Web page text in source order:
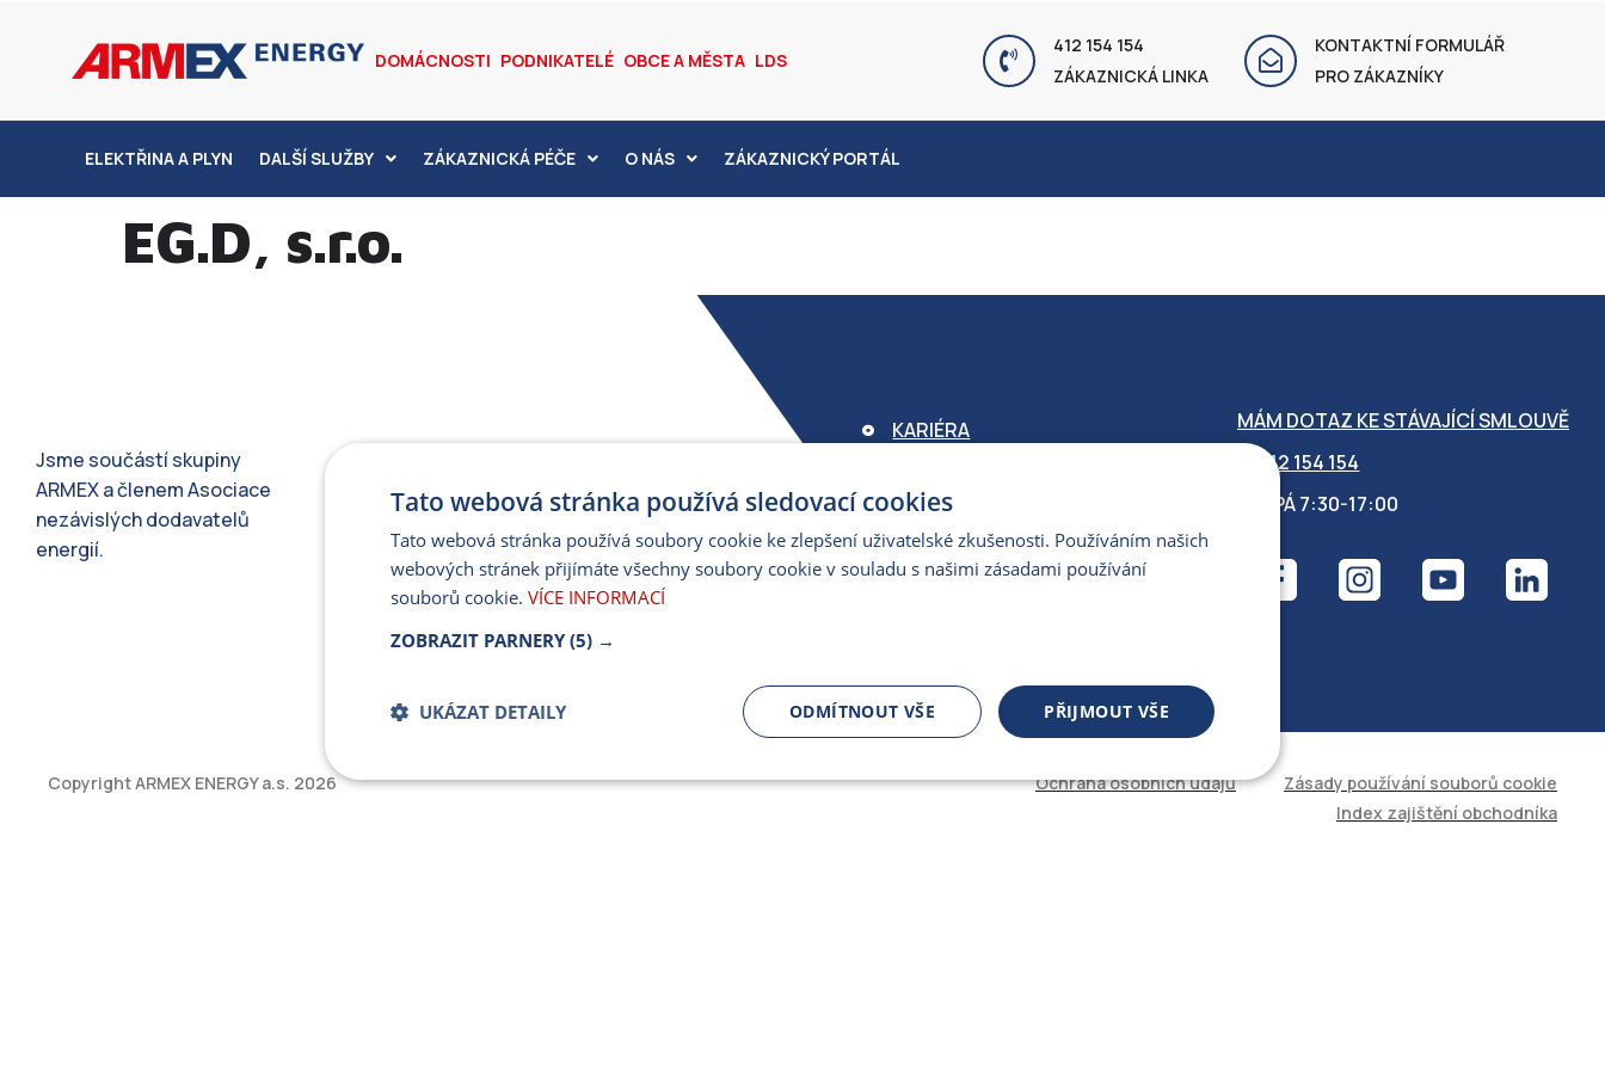
DOMÁCNOSTI PODNIKATELÉ OBCE A MĚSTA LDS
412 154 154
ZÁKAZNICKÁ LINKA
KONTAKTNÍ FORMULÁŘ
PRO ZÁKAZNÍKY
ELEKTŘINA A PLYN DALŠÍ SLUŽBY ZÁKAZNICKÁ PÉČE O NÁS ZÁKAZNICKÝ PORTÁL
EG.D, s.r.o.
Jsme součástí skupiny
ARMEX a členem Asociace
nezávislých dodavatelů
energií.
KARIÉRA
ZÁRUKA ELEKTROMOBILITY
PARTNERSKÝ PORTÁL
MÁM DOTAZ KE STÁVAJÍCÍ SMLOUVĚ
412 154 154
PO-PÁ 7:30-17:00
Copyright ARMEX ENERGY a.s. 2026 Ochrana osobních údajů
Zásady používání souborů cookie
Index zajištění obchodníka
Tato webová stránka používá sledovací cookies
Tato webová stránka používá soubory cookie ke zlepšení uživatelské zkušenosti. Používáním našich
webových stránek přijímáte všechny soubory cookie v souladu s našimi zásadami používání
souborů cookie. VÍCE INFORMACÍ
ZOBRAZIT PARNERY (5) →
PŘIJMOUT VŠE
ODMÍTNOUT VŠE
UKÁZAT DETAILY
Bezpodmínečně nutné
Výkonnostní Cílení souborů